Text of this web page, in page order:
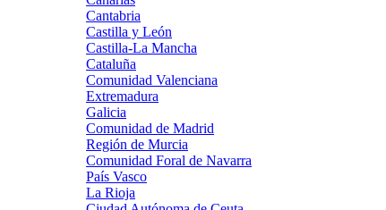
Cantabria
Castilla y León
Castilla-La Mancha
Cataluña
Comunidad Valenciana
Extremadura
Galicia
Comunidad de Madrid
Región de Murcia
Comunidad Foral de Navarra
País Vasco
La Rioja